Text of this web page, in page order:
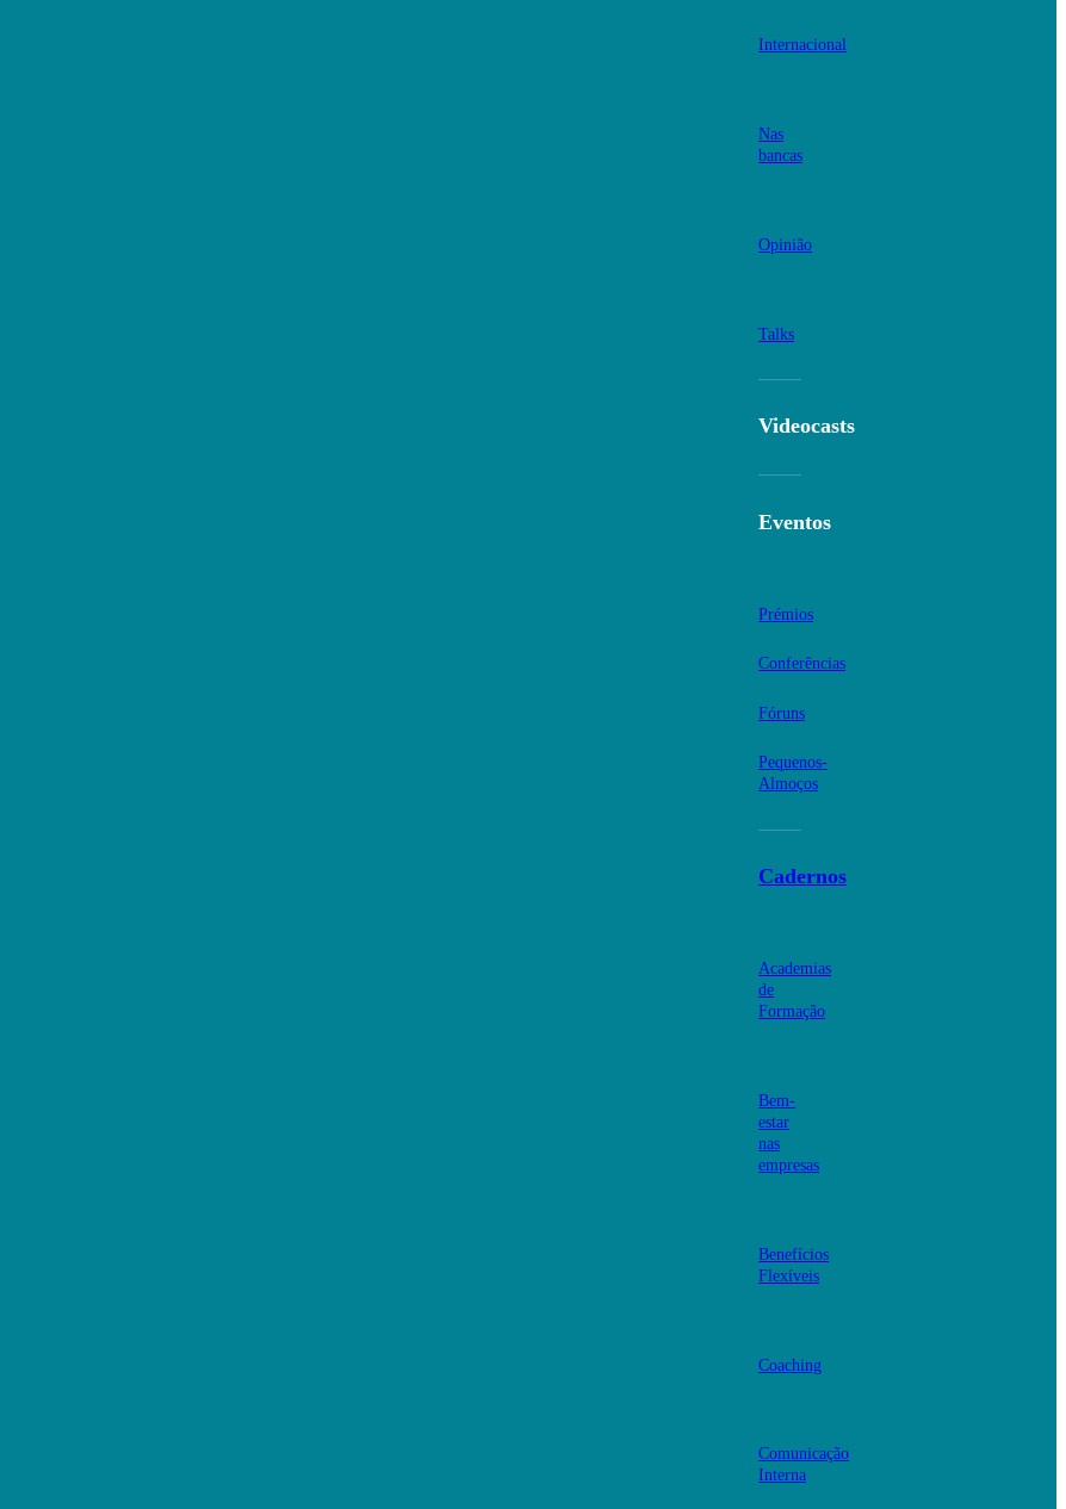
Internacional
Nas
bancas
Opinião
Talks
Videocasts
Eventos
Prémios
Conferências
Fóruns
Pequenos-
Almoços
Cadernos
Academias
de
Formação
Bem-
estar
nas
empresas
Benefícios
Flexíveis
Coaching
Comunicação
Interna